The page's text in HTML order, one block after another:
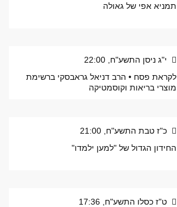
תמניא אפי של גאולה
י"ג ניסן התשע"ח, 22:00
לקראת פסח • הרב דניאל גראבסקי ברשימת
מוצרי בריאות וקוסמטיקה
כ"ז טבת התשע"ח, 21:00
החידון הגדול של "למען ילמדו"
ט"ז כסלו התשע"ח, 17:36